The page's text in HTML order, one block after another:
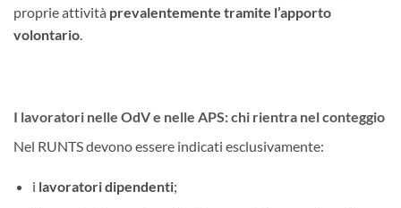
proprie attività prevalentemente tramite l’apporto
volontario.
I lavoratori nelle OdV e nelle APS: chi rientra nel conteggio
Nel RUNTS devono essere indicati esclusivamente:
i lavoratori dipendenti;